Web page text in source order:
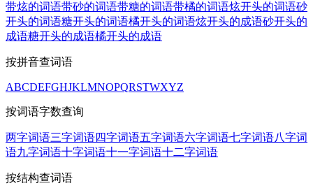
带炫的词语带砂的词语带糖的词语带橘的词语炫开头的词语砂
开头的词语糖开头的词语橘开头的词语炫开头的成语砂开头的
成语糖开头的成语橘开头的成语
按拼音查词语
ABCDEFGHJKLMNOPQRSTWXYZ
按词语字数查询
两字词语三字词语四字词语五字词语六字词语七字词语八字词
语九字词语十字词语十一字词语十二字词语
按结构查词语